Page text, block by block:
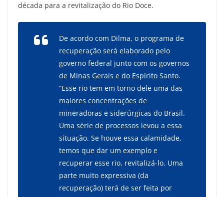
década para a revitalização do Rio Doce.
De acordo com Dilma, o programa de
recuperação será elaborado pelo
governo federal junto com os governos
de Minas Gerais e do Espírito Santo.
“Esse rio tem em torno dele uma das
maiores concentrações de
mineradoras e siderúrgicas do Brasil.
Uma série de processos levou a essa
situação. Se houve essa calamidade,
temos que dar um exemplo e
recuperar esse rio, revitalizá-lo. Uma
parte muito expressiva (da
recuperação) terá de ser feita por